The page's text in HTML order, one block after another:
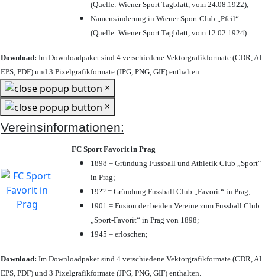
(Quelle: Wiener Sport Tagblatt, vom 24.08.1922);
Namensänderung in Wiener Sport Club „Pfeil“
(Quelle: Wiener Sport Tagblatt, vom 12.02.1924)
Download: Im Downloadpaket sind 4 verschiedene Vektorgrafikformate (CDR, AI
EPS, PDF) und 3 Pixelgrafikformate (JPG, PNG, GIF) enthalten.
×
×
Vereinsinformationen:
FC Sport Favorit in Prag
1898 = Gründung Fussball und Athletik Club „Sport“
in Prag;
19?? = Gründung Fussball Club „Favorit“ in Prag;
1901 = Fusion der beiden Vereine zum Fussball Club
„Sport-Favorit“ in Prag von 1898;
1945 = erloschen;
Download: Im Downloadpaket sind 4 verschiedene Vektorgrafikformate (CDR, AI
EPS, PDF) und 3 Pixelgrafikformate (JPG, PNG, GIF) enthalten.